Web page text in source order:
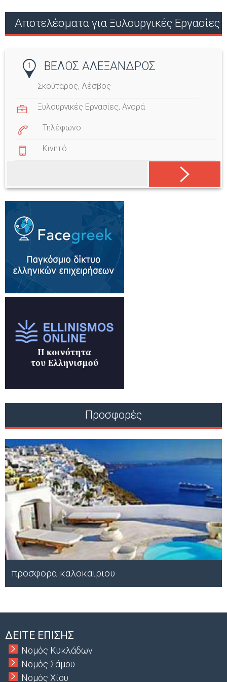
Αποτελέσματα για Ξυλουργικές Εργασίες
1 ΒΕΛΟΣ ΑΛΕΞΑΝΔΡΟΣ
Σκούταρος, Λέσβος
Ξυλουργικές Εργασίες,Αγορά
Τηλέφωνο
Κινητό
Προσφορές
προσφορα καλοκαιριου
ΔΕΙΤΕ ΕΠΙΣΗΣ
Νομός Κυκλάδων
Νομός Σάμου
Νομός Χίου